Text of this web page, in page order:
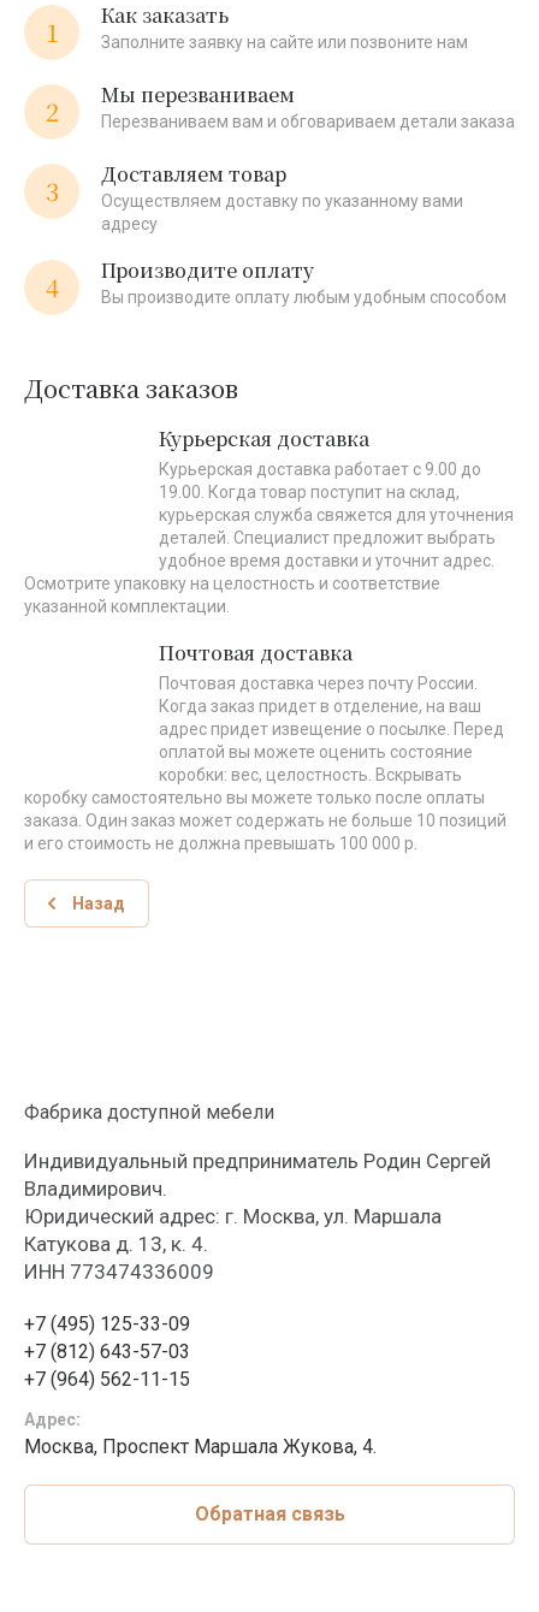
1
Как заказать
Заполните заявку на сайте или позвоните нам
2 Мы перезваниваем
Перезваниваем вам и обговариваем детали заказа
3 Доставляем товар
Осуществляем доставку по указанному вами
адресу
4 Производите оплату
Вы производите оплату любым удобным способом
Доставка заказов
Курьерская доставка
Курьерская доставка работает с 9.00 до
19.00. Когда товар поступит на склад,
курьерская служба свяжется для уточнения
деталей. Специалист предложит выбрать
удобное время доставки и уточнит адрес.
Осмотрите упаковку на целостность и соответствие
указанной комплектации.
Почтовая доставка
Почтовая доставка через почту России.
Когда заказ придет в отделение, на ваш
адрес придет извещение о посылке. Перед
оплатой вы можете оценить состояние
коробки: вес, целостность. Вскрывать
коробку самостоятельно вы можете только после оплаты
заказа. Один заказ может содержать не больше 10 позиций
и его стоимость не должна превышать 100 000 р.
Назад
Фабрика доступной мебели
Индивидуальный предприниматель Родин Сергей
Владимирович.
Юридический адрес: г. Москва, ул. Маршала
Катукова д. 13, к. 4.
ИНН 773474336009
+7 (495) 125-33-09
+7 (812) 643-57-03
+7 (964) 562-11-15
Адрес:
Москва, Проспект Маршала Жукова, 4.
Обратная связь